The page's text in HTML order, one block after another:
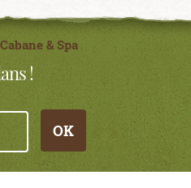
& Spa
!
OK